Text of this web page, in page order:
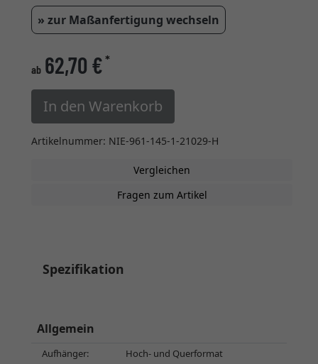
» zur Maßanfertigung wechseln
ab 62,70 €*
In den Warenkorb
Artikelnummer: NIE-961-145-1-21029-H
Vergleichen
Fragen zum Artikel
Spezifikation
Allgemein
Aufhänger: Hoch- und Querformat